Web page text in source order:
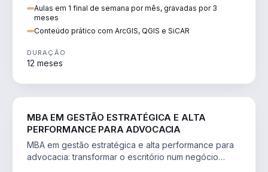
Aulas em 1 final de semana por mês, gravadas por 3
meses
Conteúdo prático com ArcGIS, QGIS e SiCAR
DURAÇÃO
12 meses
MBA EM GESTÃO ESTRATÉGICA E ALTA
PERFORMANCE PARA ADVOCACIA
MBA em gestão estratégica e alta performance para
advocacia: transformar o escritório num negócio